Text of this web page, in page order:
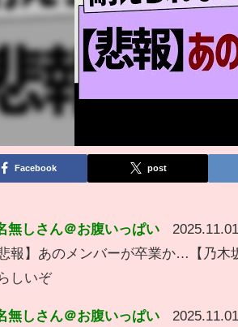
Facebook post
無しさん＠お腹いっぱい
悲報】あのメンバーが卒業か…【乃
しいぞ
無しさん＠お腹いっぱい